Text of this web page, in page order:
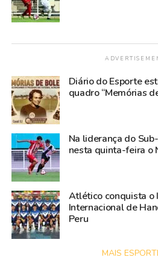
Diário do Esporte
quadro “Memórias
Na liderança do
nesta quinta-feira o
Atlético conquista o
Internacional de
Peru
MAIS